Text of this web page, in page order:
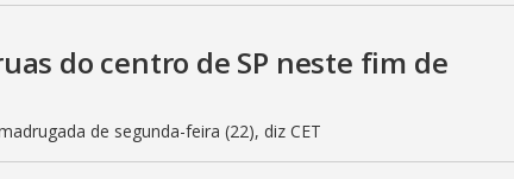
do centro de SP neste fim de
de segunda-feira (22), diz CET